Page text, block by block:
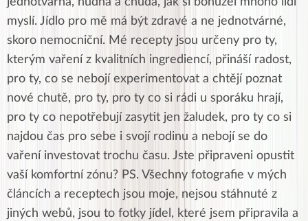
myslí. Jídlo pro mě má být zdravé a ne jednotvárné,
skoro nemocniční. Mé recepty jsou určeny pro ty,
kterým vaření z kvalitních ingrediencí, přináší radost,
pro ty, co se nebojí experimentovat a chtějí poznat
nové chutě, pro ty, pro ty co si rádi u sporáku hrají,
pro ty co nepotřebují zasytit jen žaludek, pro ty co si
najdou čas pro sebe i svojí rodinu a nebojí se do
vaření investovat trochu času. Jste připraveni opustit
vaší komfortní zónu? PS. Všechny fotografie v mých
článcích a receptech jsou moje, nejsou stáhnuté z
jiných webů, jsou to fotky jídel, které jsem připravila a